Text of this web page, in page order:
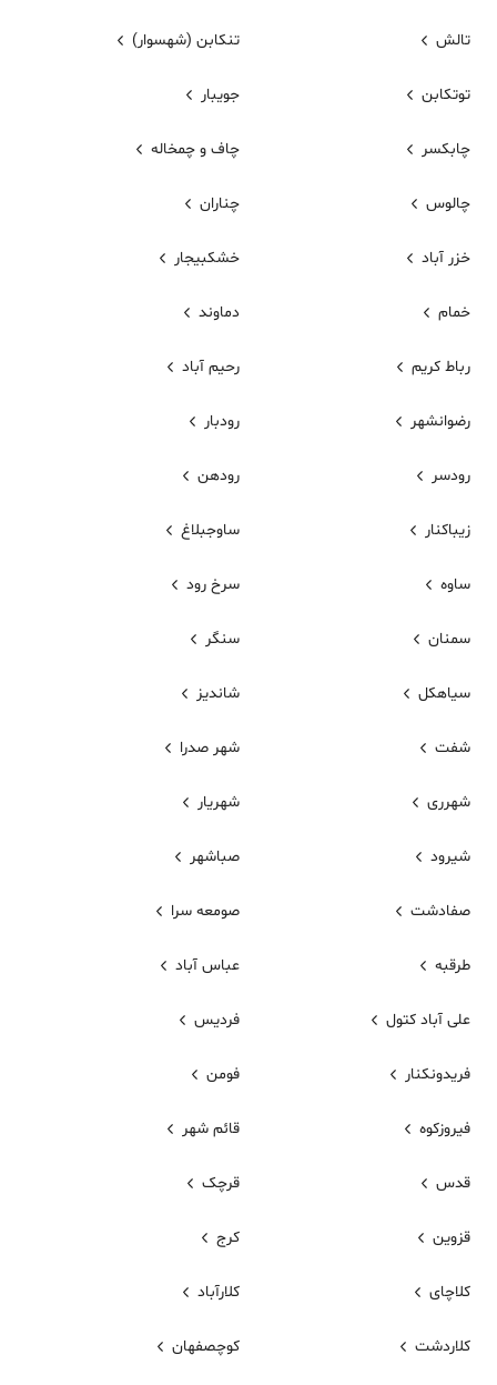
تالش تنکابن (شهسوار)
توتكابن جویبار
چابکسر چاف و چمخاله
چالوس چناران
خزر آباد خشکبیجار
خمام دماوند
رباط کریم رحیم آباد
رضوانشهر رودبار
رودسر رودهن
زیباکنار ساوجبلاغ
ساوه سرخ رود
سمنان سنگر
سیاهکل شاندیز
شفت شهر صدرا
شهرری شهریار
شیرود صباشهر
صفادشت صومعه سرا
طرقبه عباس آباد
علی آباد کتول فردیس
فریدونکنار فومن
فیروزکوه قائم شهر
قدس قرچک
قزوین کرج
کلاچای کلارآباد
کلاردشت کوچصفهان